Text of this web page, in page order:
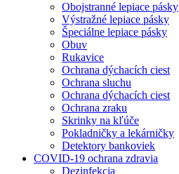
Obojstranné lepiace pásky
Výstražné lepiace pásky
Špeciálne lepiace pásky
Obuv
Rukavice
Ochrana dýchacích ciest
Ochrana sluchu
Ochrana dýchacích ciest
Ochrana zraku
Skrinky na kľúče
Pokladničky a lekárničky
Detektory bankoviek
COVID-19 ochrana zdravia
Dezinfekcia